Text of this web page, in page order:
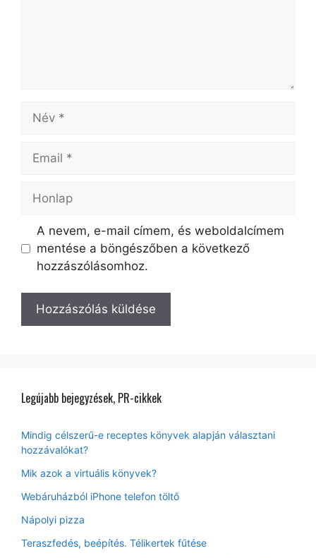
A nevem, e-mail címem, és weboldalcímem
mentése a böngészőben a következő
hozzászólásomhoz.
Legújabb bejegyzések, PR-cikkek
Mindig célszerű-e receptes könyvek alapján választani
hozzávalókat?
Mik azok a virtuális könyvek?
Webáruházból iPhone telefon töltő
Nápolyi pizza
Teraszfedés, beépítés. Télikertek fűtése